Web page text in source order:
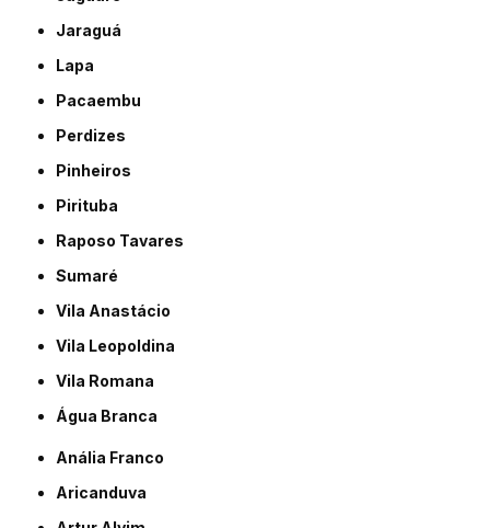
Jaraguá
Lapa
Pacaembu
Perdizes
Pinheiros
Pirituba
Raposo Tavares
Sumaré
Vila Anastácio
Vila Leopoldina
Vila Romana
Água Branca
Anália Franco
Aricanduva